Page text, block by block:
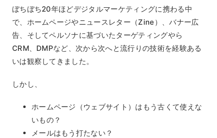
ぼちぼち20年ほどデジタルマーケティングに携わる中
で、ホームページやニュースレター（Zine）、バナー広
告、そしてペルソナに基づいたターゲティングやら
CRM、DMPなど、次から次へと流行りの技術を経験ある
いは観察してきました。
しかし、
ホームページ（ウェブサイト）はもう古くて使えな
いもの？
メールはもう打たない？